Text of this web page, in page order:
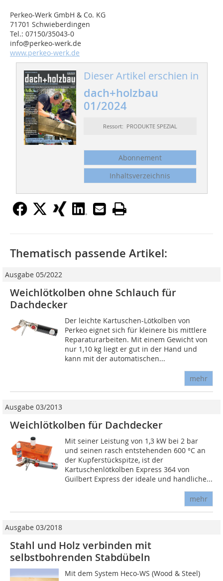
Perkeo-Werk GmbH & Co. KG
71701 Schwieberdingen
Tel.: 07150/35043-0
info@perkeo-werk.de
www.perkeo-werk.de
Dieser Artikel erschien in
dach+holzbau
01/2024
Ressort: PRODUKTE SPEZIAL
Abonnement
Inhaltsverzeichnis
Thematisch passende Artikel:
Ausgabe 05/2022
Weichlötkolben ohne Schlauch für
Dachdecker
Der leichte Kartuschen-Lötkolben von
Perkeo eignet sich für kleinere bis mittlere
Reparaturarbeiten. Mit einem Gewicht von
nur 1,10 kg liegt er gut in der Hand und
kann mit der automatischen...
mehr
Ausgabe 03/2013
Weichlötkolben für Dachdecker
Mit seiner Leistung von 1,3 kW bei 2 bar
und seinen rasch entstehenden 600 °C an
der Kupferstückspitze, ist der
Kartuschenlötkolben Express 364 von
Guilbert Express der ideale und handliche...
mehr
Ausgabe 03/2018
Stahl und Holz verbinden mit
selbstbohrenden Stabdübeln
Mit dem System Heco-WS (Wood & Steel)